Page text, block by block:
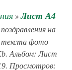
»Лист А4
на
текста фото
Альбом: Лист
Просмотров: